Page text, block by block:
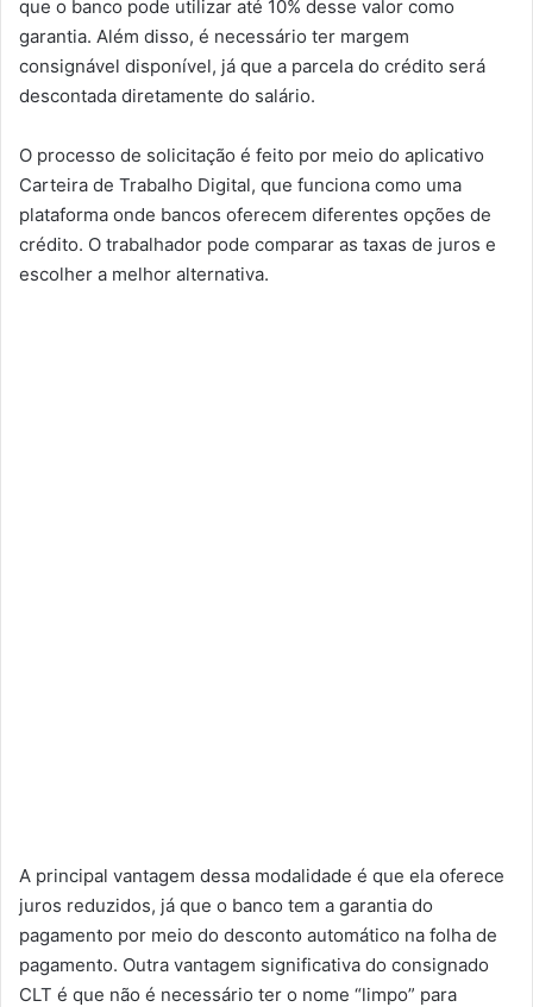
que o banco pode utilizar até 10% desse valor como
garantia. Além disso, é necessário ter margem
consignável disponível, já que a parcela do crédito será
descontada diretamente do salário.
O processo de solicitação é feito por meio do aplicativo
Carteira de Trabalho Digital, que funciona como uma
plataforma onde bancos oferecem diferentes opções de
crédito. O trabalhador pode comparar as taxas de juros e
escolher a melhor alternativa.
A principal vantagem dessa modalidade é que ela oferece
juros reduzidos, já que o banco tem a garantia do
pagamento por meio do desconto automático na folha de
pagamento. Outra vantagem significativa do consignado
CLT é que não é necessário ter o nome “limpo” para